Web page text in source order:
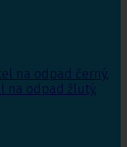
na odpad černý,
na odpad žlutý,